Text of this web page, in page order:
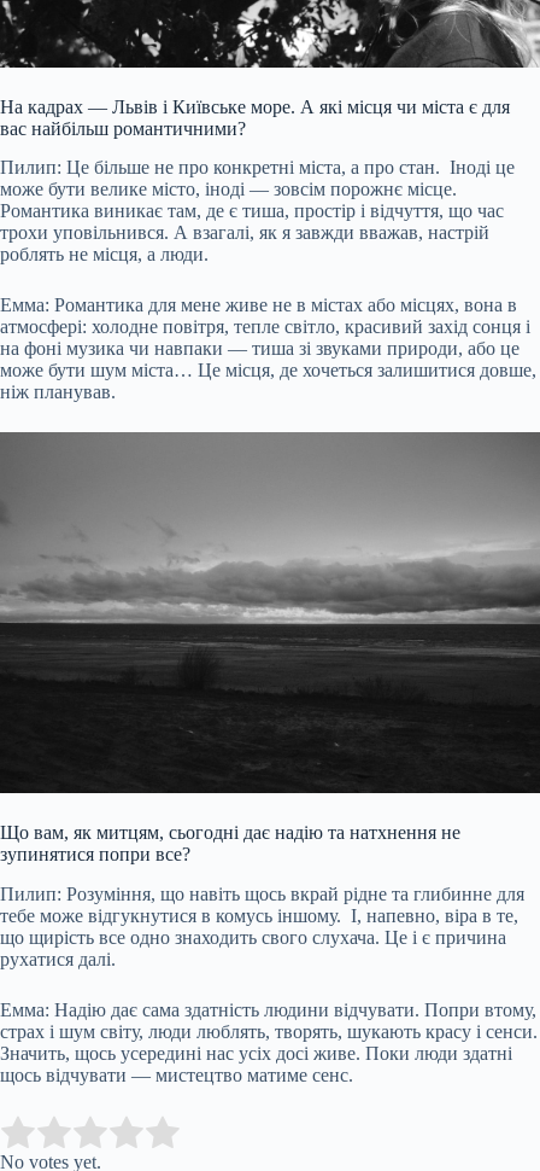
На кадрах — Львів і Київське море. А які місця чи міста є для
вас найбільш романтичними?
Пилип: Це більше не про конкретні міста, а про стан. Іноді це
може бути велике місто, іноді — зовсім порожнє місце.
Романтика виникає там, де є тиша, простір і відчуття, що час
трохи уповільнився. А взагалі, як я завжди вважав, настрій
роблять не місця, а люди.
Емма: Романтика для мене живе не в містах або місцях, вона в
атмосфері: холодне повітря, тепле світло, красивий захід сонця і
на фоні музика чи навпаки — тиша зі звуками природи, або це
може бути шум міста… Це місця, де хочеться залишитися довше,
ніж планував.
Що вам, як митцям, сьогодні дає надію та натхнення не
зупинятися попри все?
Пилип: Розуміння, що навіть щось вкрай рідне та глибинне для
тебе може відгукнутися в комусь іншому. І, напевно, віра в те,
що щирість все одно знаходить свого слухача. Це і є причина
рухатися далі.
Емма: Надію дає сама здатність людини відчувати. Попри втому,
страх і шум світу, люди люблять, творять, шукають красу і сенси.
Значить, щось усередині нас усіх досі живе. Поки люди здатні
щось відчувати — мистецтво матиме сенс.
Rate this item:
No votes yet.